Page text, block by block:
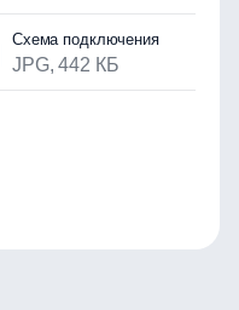
Схема подключения
JPG, 442 КБ